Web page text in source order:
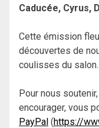
Caducée, Cyrus,
Cette émission
découvertes de
coulisses du salon.
Pour nous
encourager, vous
PayPal (https://